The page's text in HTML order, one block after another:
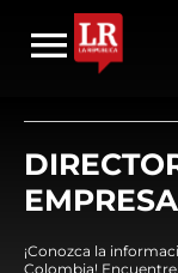
¡Conozca la
Colombia!